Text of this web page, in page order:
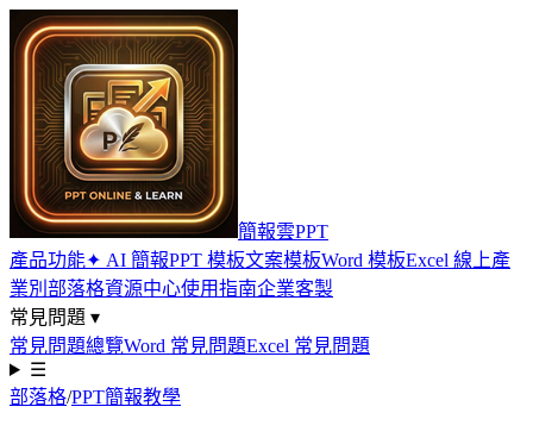
簡報雲PPT
產品功能✦ AI 簡報PPT 模板文案模板Word 模板Excel 線上產
業別 部落格資源中心使用指南企業客製
常見問題 ▾
常見問題總覽Word 常見問題Excel 常見問題
☰
部落格/PPT簡報教學